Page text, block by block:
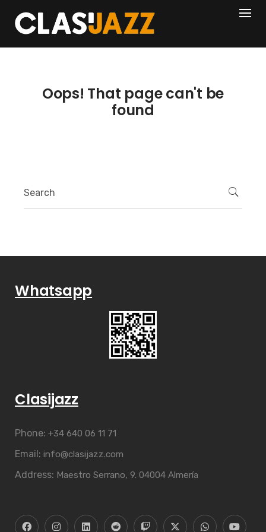
content
404
Oops! That page can't be
found
Whatsapp
Clasijazz
Phone: +34 640 06 11 71
Email: info@clasijazz.com
Address: Maestro Serrano, 9. 04004 Almería